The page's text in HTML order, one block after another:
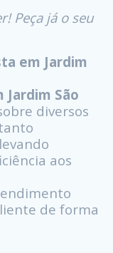
Peça já o seu
em Jardim
Jardim São
diversos
aos
de forma